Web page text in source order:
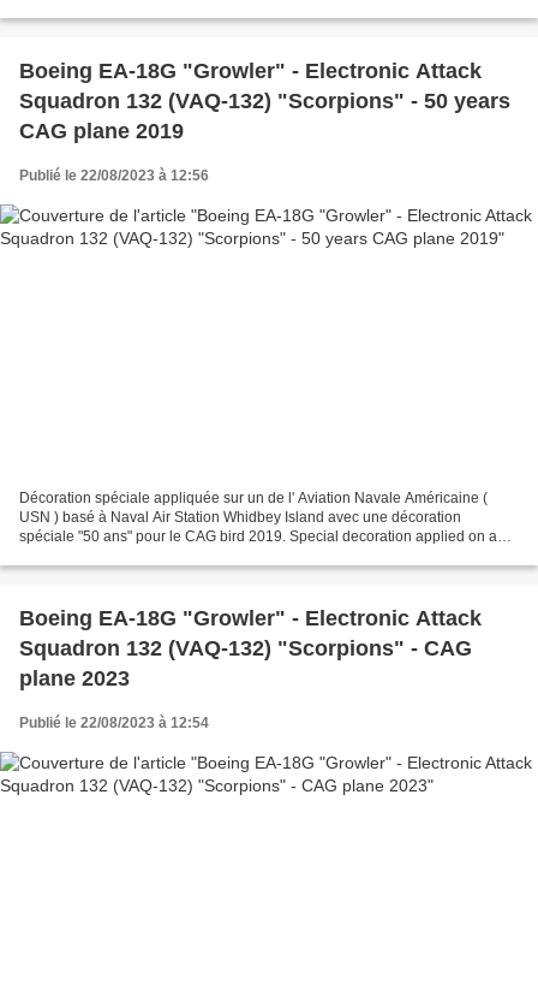
Boeing EA-18G "Growler" - Electronic Attack
Squadron 132 (VAQ-132) "Scorpions" - 50 years
CAG plane 2019
Publié le 22/08/2023 à 12:56
Décoration spéciale appliquée sur un de l' Aviation Navale Américaine (
USN ) basé à Naval Air Station Whidbey Island avec une décoration
spéciale "50 ans" pour le CAG bird 2019. Special decoration applied on a
Boeing EA-18G "Growler" - Electronic Attack
Squadron 132 (VAQ-132) "Scorpions" - CAG
plane 2023
Publié le 22/08/2023 à 12:54